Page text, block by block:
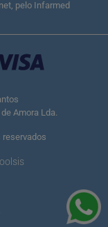
pelo Infarmed
Amora Lda.
reservados